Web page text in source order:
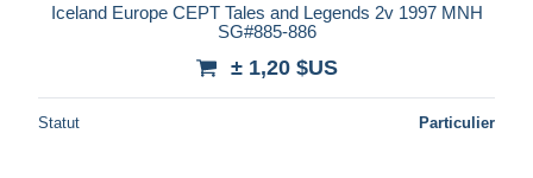
Iceland Europe CEPT Tales and Legends 2v 1997 MNH
SG#885-886
± 1,20 $US
Statut Particulier